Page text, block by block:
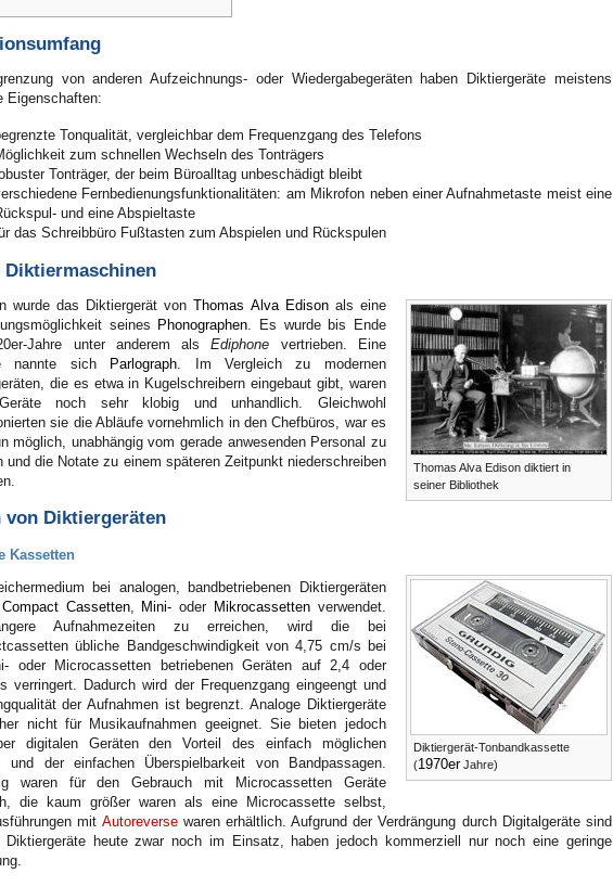
von anderen Aufzeichnungs- oder Wiedergabegeräten haben Diktiergeräte meistens
Eigenschaften:
Tonqualität, vergleichbar dem Frequenzgang des Telefons
zum schnellen Wechseln des Tonträgers
Tonträger, der beim Büroalltag unbeschädigt bleibt
Fernbedienungsfunktionalitäten: am Mikrofon neben einer Aufnahmetaste meist eine
und eine Abspieltaste
das Schreibbüro Fußtasten zum Abspielen und Rückspulen
Diktiermaschinen
Thomas Alva Edison diktiert in
seiner Bibliothek
wurde das Diktiergerät vonThomas Alva Edisonals eine
seines Phonographen . Es wurde bis Ende
Jahre unter anderem alsEdiphone vertrieben. Eine
nannte sich Parlograph . Im Vergleich zu modernen
die es etwa in Kugelschreibern eingebaut gibt, waren
noch sehr klobig und unhandlich. Gleichwohl
sie die Abläufe vornehmlich in den Chefbüros, war es
möglich, unabhängig vom gerade anwesenden Personal zu
und die Notate zu einem späteren Zeitpunkt niederschreiben
von Diktiergeräten
Kassetten
Diktiergerät-Tonbandkassette
(1970erJahre)
bei analogen, bandbetriebenen Diktiergeräten
Compact Cassetten, Mini- oder Mikrocassetten verwendet.
Aufnahmezeiten zu erreichen, wird die bei
übliche Bandgeschwindigkeit von 4,75 cm/s bei
oder Microcassetten betriebenen Geräten auf 2,4 oder
verringert. Dadurch wird der Frequenzgang eingeengt und
der Aufnahmen ist begrenzt. Analoge Diktiergeräte
nicht für Musikaufnahmen geeignet. Sie bieten jedoch
digitalen Geräten den Vorteil des einfach möglichen
und der einfachen Überspielbarkeit von Bandpassagen.
waren für den Gebrauch mit Microcassetten Geräte
die kaum größer waren als eine Microcassette selbst,
mit Autoreversewaren erhältlich. Aufgrund der Verdrängung durch Digitalgeräte sind
Diktiergeräte heute zwar noch im Einsatz, haben jedoch kommerziell nur noch eine geringe